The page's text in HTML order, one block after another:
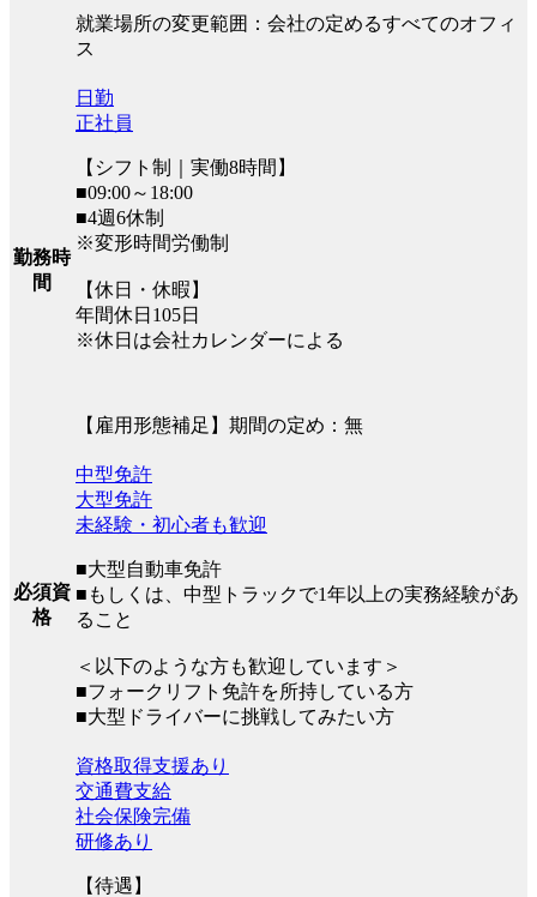
就業場所の変更範囲：会社の定めるすべてのオフィ
ス
勤務時
間
日勤
正社員
【シフト制｜実働8時間】
■09:00～18:00
■4週6休制
※変形時間労働制
【休日・休暇】
年間休日105日
※休日は会社カレンダーによる
【雇用形態補足】期間の定め：無
必須資
格
中型免許
大型免許
未経験・初心者も歓迎
■大型自動車免許
■もしくは、中型トラックで1年以上の実務経験があ
ること
＜以下のような方も歓迎しています＞
■フォークリフト免許を所持している方
■大型ドライバーに挑戦してみたい方
資格取得支援あり
交通費支給
社会保険完備
研修あり
【待遇】